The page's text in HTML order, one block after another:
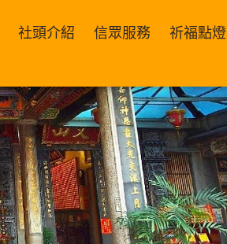
社頭介紹 信眾服務 祈福點燈